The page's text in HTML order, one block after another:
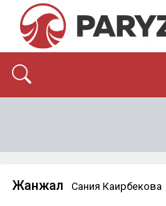
Жанжал Сания Каирбекова